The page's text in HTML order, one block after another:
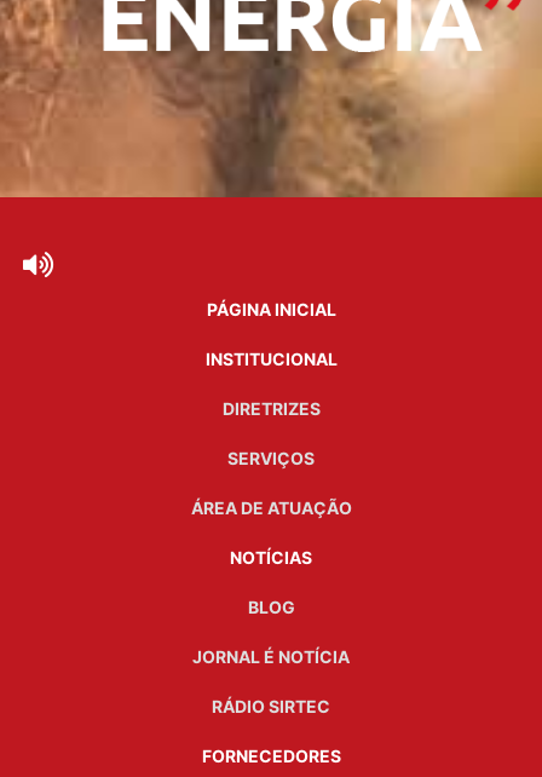
PÁGINA INICIAL
INSTITUCIONAL
DIRETRIZES
SERVIÇOS
ÁREA DE ATUAÇÃO
NOTÍCIAS
BLOG
JORNAL É NOTÍCIA
RÁDIO SIRTEC
FORNECEDORES